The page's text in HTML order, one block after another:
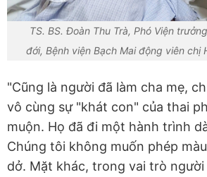
TS. BS. Đoàn Thu Trà, Phó Viện
đới, Bệnh viện Bạch Mai động viên chị
"Cũng là người đã làm cha mẹ,
vô cùng sự "khát con" của thai
muộn. Họ đã đi một hành trình
Chúng tôi không muốn phép
dở. Mặt khác, trong vai trò